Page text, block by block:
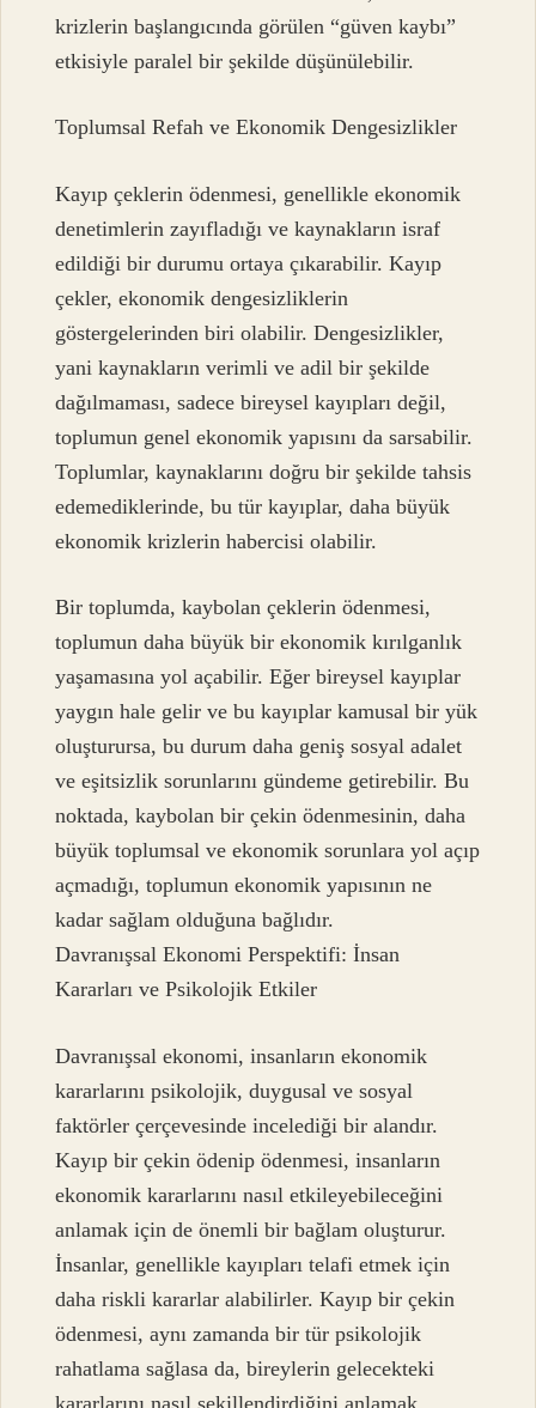
krizlerin başlangıcında görülen “güven kaybı”
etkisiyle paralel bir şekilde düşünülebilir.
Toplumsal Refah ve Ekonomik Dengesizlikler
Kayıp çeklerin ödenmesi, genellikle ekonomik
denetimlerin zayıfladığı ve kaynakların israf
edildiği bir durumu ortaya çıkarabilir. Kayıp
çekler, ekonomik dengesizliklerin
göstergelerinden biri olabilir. Dengesizlikler,
yani kaynakların verimli ve adil bir şekilde
dağılmaması, sadece bireysel kayıpları değil,
toplumun genel ekonomik yapısını da sarsabilir.
Toplumlar, kaynaklarını doğru bir şekilde tahsis
edemediklerinde, bu tür kayıplar, daha büyük
ekonomik krizlerin habercisi olabilir.
Bir toplumda, kaybolan çeklerin ödenmesi,
toplumun daha büyük bir ekonomik kırılganlık
yaşamasına yol açabilir. Eğer bireysel kayıplar
yaygın hale gelir ve bu kayıplar kamusal bir yük
oluşturursa, bu durum daha geniş sosyal adalet
ve eşitsizlik sorunlarını gündeme getirebilir. Bu
noktada, kaybolan bir çekin ödenmesinin, daha
büyük toplumsal ve ekonomik sorunlara yol açıp
açmadığı, toplumun ekonomik yapısının ne
kadar sağlam olduğuna bağlıdır.
Davranışsal Ekonomi Perspektifi: İnsan
Kararları ve Psikolojik Etkiler
Davranışsal ekonomi, insanların ekonomik
kararlarını psikolojik, duygusal ve sosyal
faktörler çerçevesinde incelediği bir alandır.
Kayıp bir çekin ödenip ödenmesi, insanların
ekonomik kararlarını nasıl etkileyebileceğini
anlamak için de önemli bir bağlam oluşturur.
İnsanlar, genellikle kayıpları telafi etmek için
daha riskli kararlar alabilirler. Kayıp bir çekin
ödenmesi, aynı zamanda bir tür psikolojik
rahatlama sağlasa da, bireylerin gelecekteki
kararlarını nasıl şekillendirdiğini anlamak